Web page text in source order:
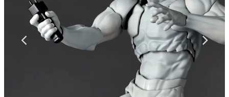
カテゴリ
特集記事